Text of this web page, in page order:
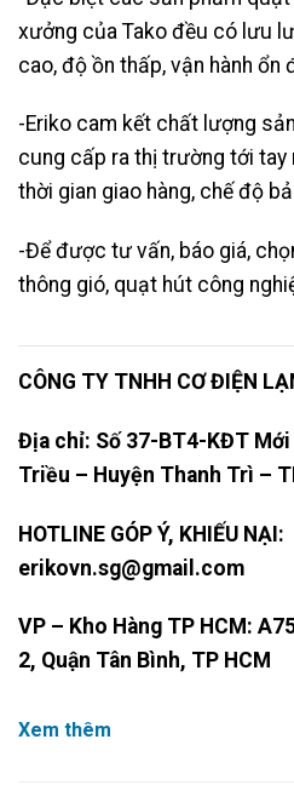
xưởng của Tako đều có lưu
cao, độ ồn thấp, vận hành ổn
-Eriko cam kết chất lượng
cung cấp ra thị trường tới
thời gian giao hàng, chế độ
-Để được tư vấn, báo giá,
thông gió, quạt hút công
CÔNG TY TNHH CƠ ĐIỆN
Địa chỉ: Số 37-BT4-KĐT Mới
Triều – Huyện Thanh Trì –
HOTLINE GÓP Ý, KHIẾU NẠI:
erikovn.sg@gmail.com
VP – Kho Hàng TP HCM:
2, Quận Tân Bình, TP HCM
Xem thêm